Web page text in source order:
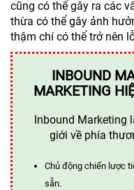
cũng có thể gây ra các
thừa có thể gây ảnh
thậm chí có thể trở nên
INBOUND
MARKETING
Inbound Marketing
giới về phía
Chủ động chiến lược
sẵn.